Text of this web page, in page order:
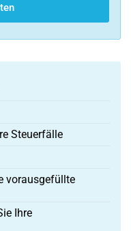
Steuerfälle
vorausgefüllte
Ihre